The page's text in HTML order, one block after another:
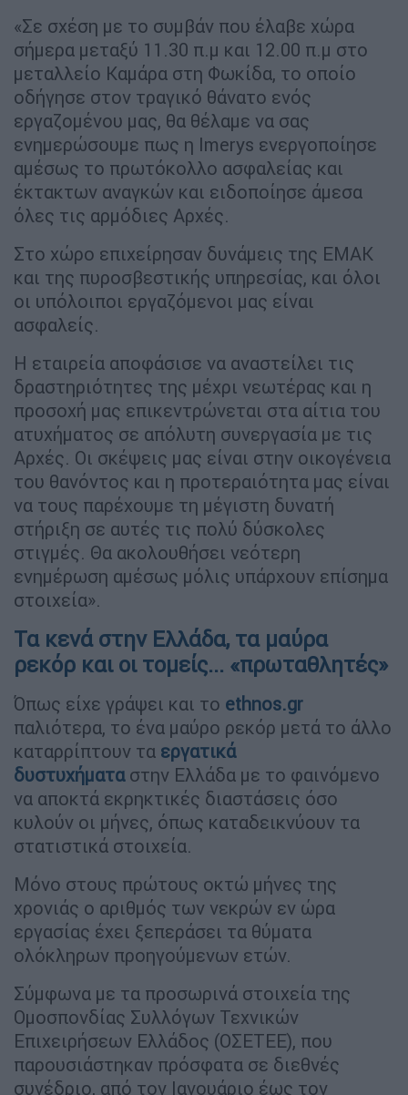
«Σε σχέση με το συμβάν που έλαβε χώρα
σήμερα μεταξύ 11.30 π.μ και 12.00 π.μ στo
μεταλλείο Καμάρα στη Φωκίδα, το οποίο
οδήγησε στον τραγικό θάνατο ενός
εργαζομένου μας, θα θέλαμε να σας
ενημερώσουμε πως η Imerys ενεργοποίησε
αμέσως το πρωτόκολλο ασφαλείας και
έκτακτων αναγκών και ειδοποίησε άμεσα
όλες τις αρμόδιες Αρχές.
Στο χώρο επιχείρησαν δυνάμεις της ΕΜΑΚ
και της πυροσβεστικής υπηρεσίας, και όλοι
οι υπόλοιποι εργαζόμενοι μας είναι
ασφαλείς.
Η εταιρεία αποφάσισε να αναστείλει τις
δραστηριότητες της μέχρι νεωτέρας και η
προσοχή μας επικεντρώνεται στα αίτια του
ατυχήματος σε απόλυτη συνεργασία με τις
Αρχές. Οι σκέψεις μας είναι στην οικογένεια
του θανόντος και η προτεραιότητα μας είναι
να τους παρέχουμε τη μέγιστη δυνατή
στήριξη σε αυτές τις πολύ δύσκολες
στιγμές. Θα ακολουθήσει νεότερη
ενημέρωση αμέσως μόλις υπάρχουν επίσημα
στοιχεία».
Τα κενά στην Ελλάδα, τα μαύρα
ρεκόρ και οι τομείς... «πρωταθλητές»
Όπως είχε γράψει και το ethnos.gr
παλιότερα, το ένα μαύρο ρεκόρ μετά το άλλο
καταρρίπτουν τα εργατικά
δυστυχήματαστην Ελλάδα με το φαινόμενο
να αποκτά εκρηκτικές διαστάσεις όσο
κυλούν οι μήνες, όπως καταδεικνύουν τα
στατιστικά στοιχεία.
Μόνο στους πρώτους οκτώ μήνες της
χρονιάς ο αριθμός των νεκρών εν ώρα
εργασίας έχει ξεπεράσει τα θύματα
ολόκληρων προηγούμενων ετών.
Σύμφωνα με τα προσωρινά στοιχεία της
Ομοσπονδίας Συλλόγων Τεχνικών
Επιχειρήσεων Ελλάδος (ΟΣΕΤΕΕ), που
παρουσιάστηκαν πρόσφατα σε διεθνές
συνέδριο, από τον Ιανουάριο έως τον